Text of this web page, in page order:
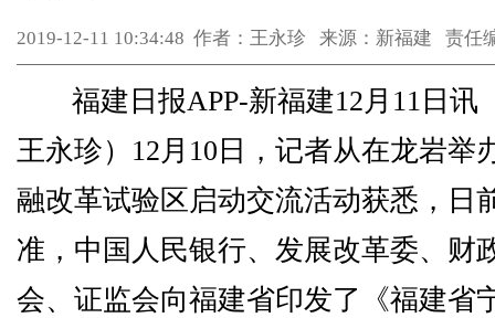
2019-12-11 10:34:48 作者：王永珍 来源：新福建 责任
福建日报APP-新福建12月11日讯
王永珍）12月10日，记者从在龙岩举
融改革试验区启动交流活动获悉，日
准，中国人民银行、发展改革委、财
会、证监会向福建省印发了《福建省